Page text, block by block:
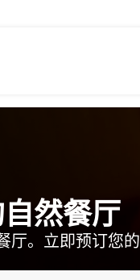
然餐厅
厅。立即预订您的